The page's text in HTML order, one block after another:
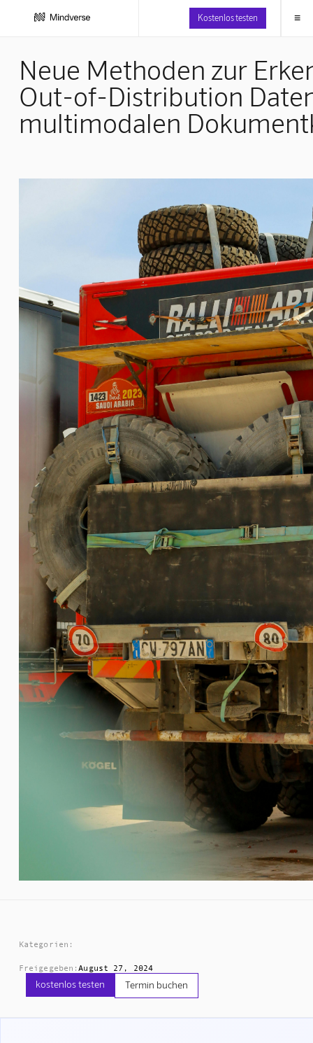
Kostenlos testen ≡
Neue Methoden zur
Out-of-Distribution
multimodalen
Kategorien:
Freigegeben:August 27, 2024
kostenlos testen Termin buchen